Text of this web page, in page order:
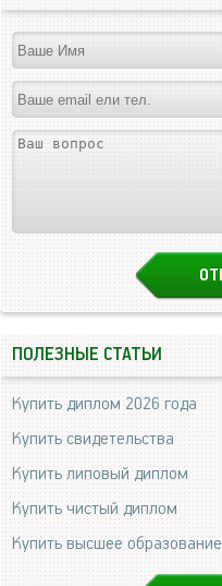
ПОЛЕЗНЫЕ СТАТЬИ
Купить диплом 2026 года
Купить свидетельства
Купить липовый диплом
Купить чистый диплом
Купить высшее образование